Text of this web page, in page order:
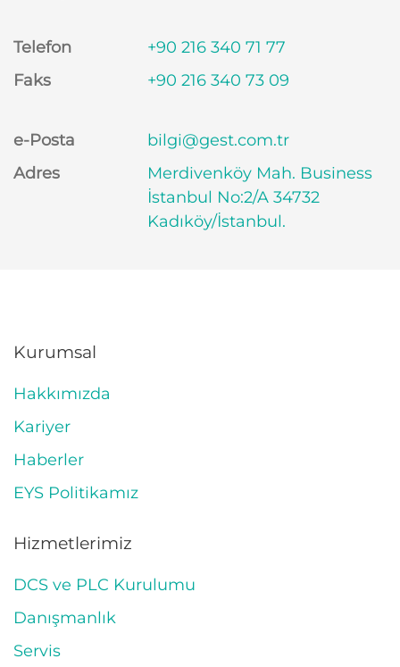
Telefon
+90 216 340 71 77
Faks
+90 216 340 73 09
e-Posta
bilgi@gest.com.tr
Adres
Merdivenköy Mah. Business
İstanbul No:2/A 34732
Kadıköy/İstanbul.
Kurumsal
Hakkımızda
Kariyer
Haberler
EYS Politikamız
Hizmetlerimiz
DCS ve PLC Kurulumu
Danışmanlık
Servis